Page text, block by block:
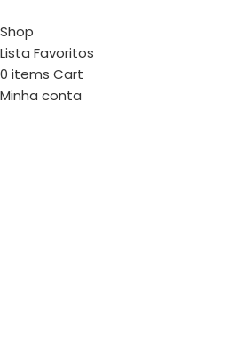
Shop
Lista Favoritos
0 items Cart
Minha conta